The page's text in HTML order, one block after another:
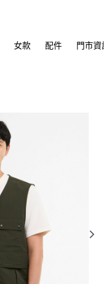
女款 配件 門市資